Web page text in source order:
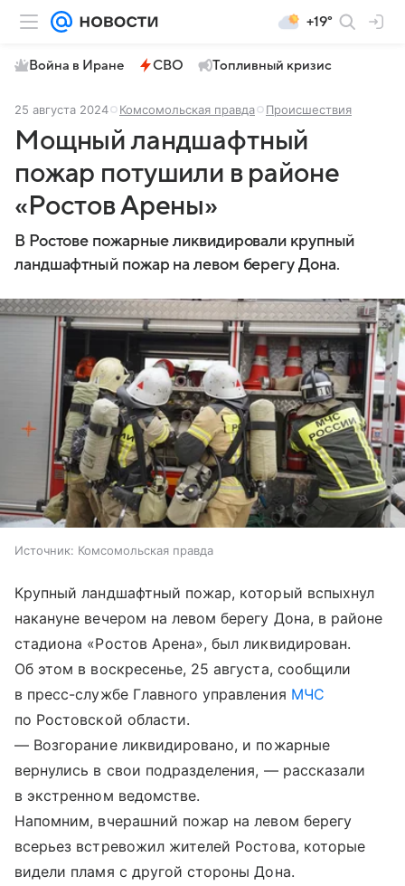
+19°
Война в Иране СВО Топливный кризис
25 августа 2024 Комсомольская правда Происшествия
Мощный ландшафтный
пожар потушили в районе
«Ростов Арены»
В Ростове пожарные ликвидировали крупный
ландшафтный пожар на левом берегу Дона.
Источник: Комсомольская правда
Крупный ландшафтный пожар, который вспыхнул
накануне вечером на левом берегу Дона, в районе
стадиона «Ростов Арена», был ликвидирован.
Об этом в воскресенье, 25 августа, сообщили
в пресс-службе Главного управления МЧС
по Ростовской области.
— Возгорание ликвидировано, и пожарные
вернулись в свои подразделения, — рассказали
в экстренном ведомстве.
Напомним, вчерашний пожар на левом берегу
всерьез встревожил жителей Ростова, которые
видели пламя с другой стороны Дона.